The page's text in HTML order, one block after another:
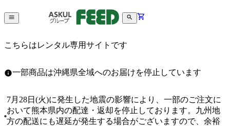
こちらはレンタル専用サイトです
一部商品は沖縄県全域へのお届けを停止しています
7月28日(火)に発生した地震の影響により、一部のご注文に
おいて熊本県内の配達・返却を停止しております。九州地
方の配送にも遅延が発生する場合がございますので、余裕